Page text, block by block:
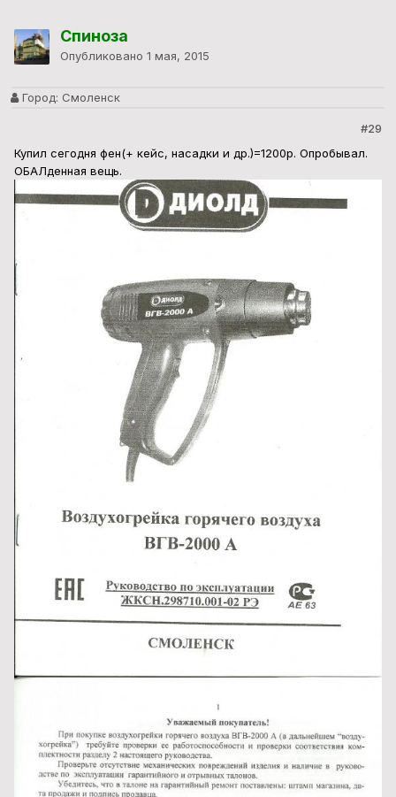
Спиноза
Опубликовано 1 мая, 2015
Город: Смоленск
#29
Купил сегодня фен(+ кейс, насадки и др.)=1200р. Опробывал.
ОБАЛденная вещь.